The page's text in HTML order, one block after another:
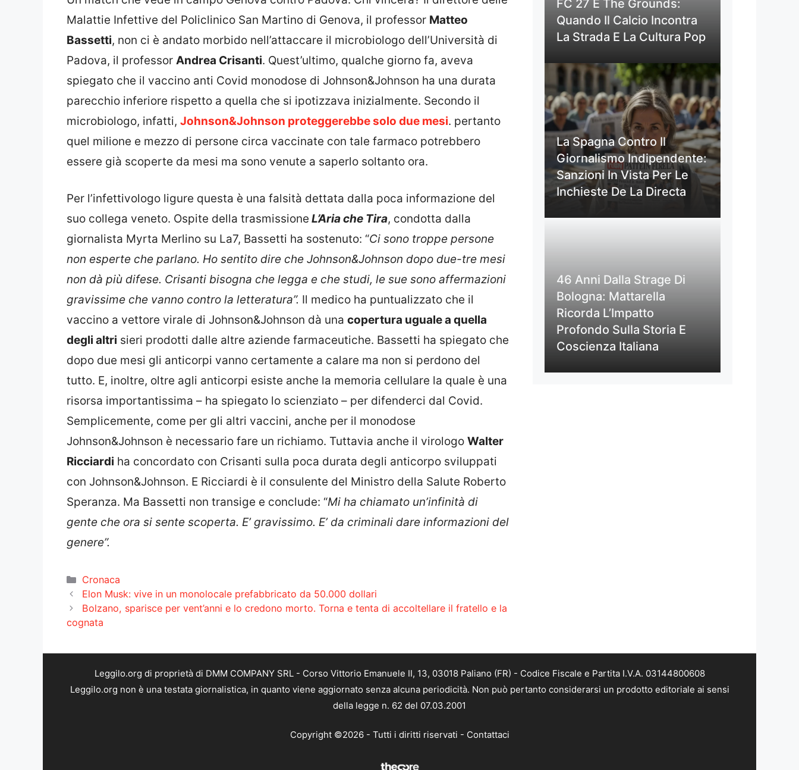
Malattie Infettive del Policlinico San Martino di Genova, il professor Matteo
Bassetti, non ci è andato morbido nell’attaccare il microbiologo dell’Università di
Padova, il professor Andrea Crisanti. Quest’ultimo, qualche giorno fa, aveva
spiegato che il vaccino anti Covid monodose di Johnson&Johnson ha una durata
parecchio inferiore rispetto a quella che si ipotizzava inizialmente. Secondo il
microbiologo, infatti, Johnson&Johnson proteggerebbe solo due mesi. pertanto
quel milione e mezzo di persone circa vaccinate con tale farmaco potrebbero
essere già scoperte da mesi ma sono venute a saperlo soltanto ora.
Per l’infettivologo ligure questa è una falsità dettata dalla poca informazione del
suo collega veneto. Ospite della trasmissione L’Aria che Tira, condotta dalla
giornalista Myrta Merlino su La7, Bassetti ha sostenuto: “Ci sono troppe persone
non esperte che parlano. Ho sentito dire che Johnson&Johnson dopo due-tre mesi
non dà più difese. Crisanti bisogna che legga e che studi, le sue sono affermazioni
gravissime che vanno contro la letteratura”. Il medico ha puntualizzato che il
vaccino a vettore virale di Johnson&Johnson dà una copertura uguale a quella
degli altri sieri prodotti dalle altre aziende farmaceutiche. Bassetti ha spiegato che
dopo due mesi gli anticorpi vanno certamente a calare ma non si perdono del
tutto. E, inoltre, oltre agli anticorpi esiste anche la memoria cellulare la quale è una
risorsa importantissima – ha spiegato lo scienziato – per difenderci dal Covid.
Semplicemente, come per gli altri vaccini, anche per il monodose
Johnson&Johnson è necessario fare un richiamo. Tuttavia anche il virologo Walter
Ricciardi ha concordato con Crisanti sulla poca durata degli anticorpo sviluppati
con Johnson&Johnson. E Ricciardi è il consulente del Ministro della Salute Roberto
Speranza. Ma Bassetti non transige e conclude: “Mi ha chiamato un’infinità di
gente che ora si sente scoperta. E’ gravissimo. E’ da criminali dare informazioni del
genere”.
Categorie
Cronaca
Elon Musk: vive in un monolocale prefabbricato da 50.000 dollari
Bolzano, sparisce per vent’anni e lo credono morto. Torna e tenta di accoltellare il fratello e la
cognata
FC 27 E The Grounds:
Quando Il Calcio Incontra
La Strada E La Cultura Pop
La Spagna Contro Il
Giornalismo Indipendente:
Sanzioni In Vista Per Le
Inchieste De La Directa
46 Anni Dalla Strage Di
Bologna: Mattarella
Ricorda L’Impatto
Profondo Sulla Storia E
Coscienza Italiana
Leggilo.org di proprietà di DMM COMPANY SRL - Corso Vittorio Emanuele II, 13, 03018 Paliano (FR) - Codice Fiscale e Partita I.V.A. 03144800608
Leggilo.org non è una testata giornalistica, in quanto viene aggiornato senza alcuna periodicità. Non può pertanto considerarsi un prodotto editoriale ai sensi
della legge n. 62 del 07.03.2001
Copyright ©2026 - Tutti i diritti riservati - Contattaci